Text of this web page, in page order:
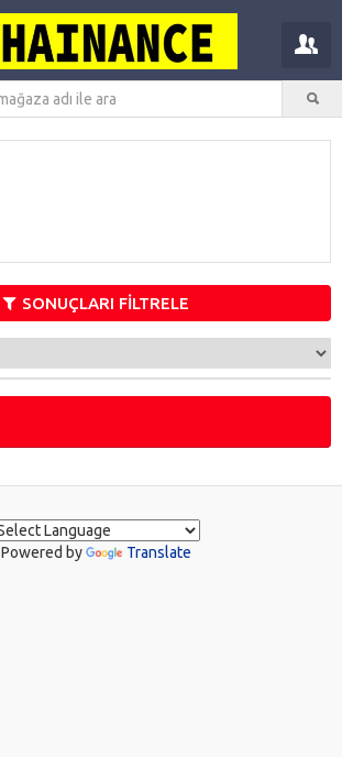
SONUÇLARI FİLTRELE
Powered by Translate